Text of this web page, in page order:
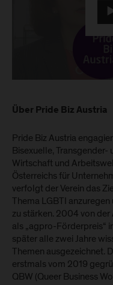
Über Pride Biz Austria
Pride Biz Austria
Bisexuelle,
Wirtschaft und
Österreichs für
verfolgt der Verein das
Thema LGBTI
zu stärken. 2004 von der
als „agpro-Förderpreis“
später alle zwei Jahre
Themen ausgezeichnet.
erstmals vom 2019
QBW (Queer Business